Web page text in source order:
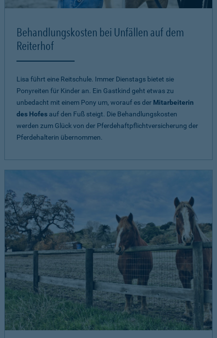
Behandlungskosten bei Unfällen auf dem
Reiterhof
Lisa führt eine Reitschule. Immer Dienstags bietet sie
Ponyreiten für Kinder an. Ein Gastkind geht etwas zu
unbedacht mit einem Pony um, worauf es der Mitarbeiterin
des Hofes auf den Fuß steigt. Die Behandlungskosten
werden zum Glück von der Pferdehaftpflichtversicherung der
Pferdehalterin übernommen.